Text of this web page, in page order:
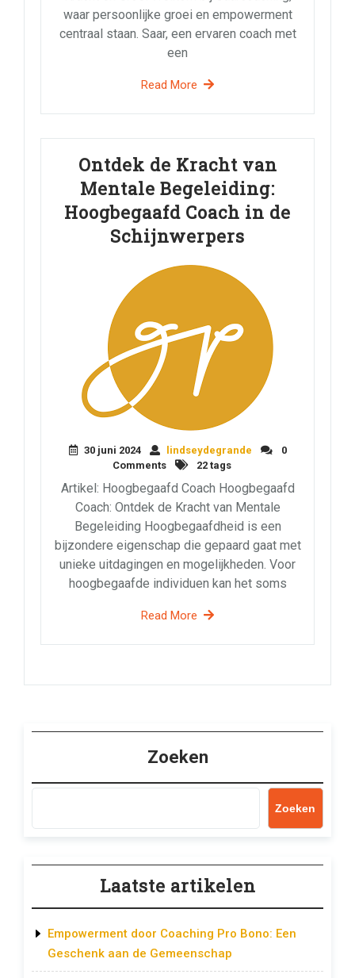
waar persoonlijke groei en empowerment
centraal staan. Saar, een ervaren coach met
een
Read More
Ontdek de Kracht van
Mentale Begeleiding:
Hoogbegaafd Coach in de
Schijnwerpers
30 juni 2024 lindseydegrande
0
Comments
22 tags
Artikel: Hoogbegaafd Coach Hoogbegaafd
Coach: Ontdek de Kracht van Mentale
Begeleiding Hoogbegaafdheid is een
bijzondere eigenschap die gepaard gaat met
unieke uitdagingen en mogelijkheden. Voor
hoogbegaafde individuen kan het soms
Read More
Zoeken
Zoeken
Laatste artikelen
Empowerment door Coaching Pro Bono: Een
Geschenk aan de Gemeenschap